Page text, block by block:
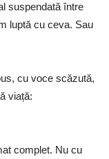
suspendată între
luptă cu ceva. Sau
cu voce scăzută,
viață:
complet. Nu cu